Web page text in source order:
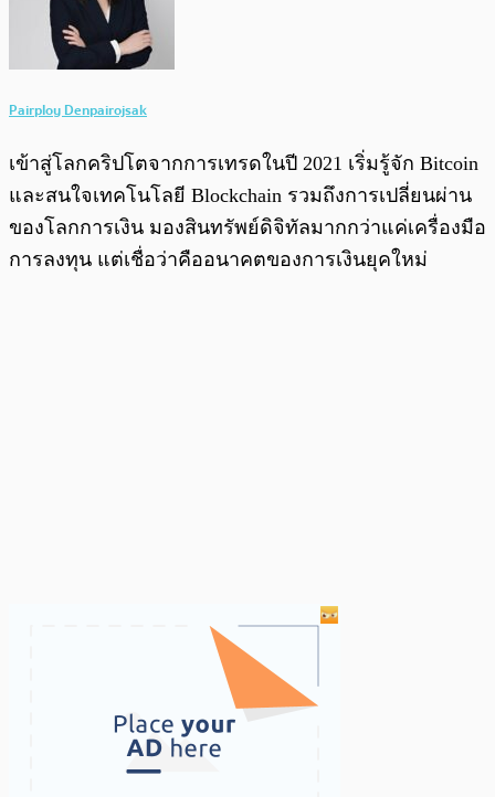
Pairploy Denpairojsak
เข้าสู่โลกคริปโตจากการเทรดในปี 2021 เริ่มรู้จัก Bitcoin
และสนใจเทคโนโลยี Blockchain รวมถึงการเปลี่ยนผ่าน
ของโลกการเงิน มองสินทรัพย์ดิจิทัลมากกว่าแค่เครื่องมือ
การลงทุน แต่เชื่อว่าคืออนาคตของการเงินยุคใหม่